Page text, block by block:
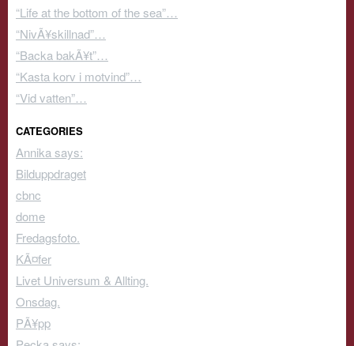
“Life at the bottom of the sea”…
“NivÃ¥skillnad”…
“Backa bakÃ¥t”…
“Kasta korv i motvind”…
“Vid vatten”…
CATEGORIES
Annika says:
Bilduppdraget
cbnc
dome
Fredagsfoto.
KÃ¤fer
Livet Universum & Allting.
Onsdag.
PÃ¥pp